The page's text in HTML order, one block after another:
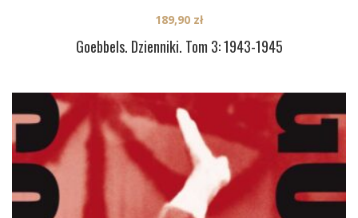
Goebbels. Dzienniki. Tom 3: 1943-1945
189,90 zł